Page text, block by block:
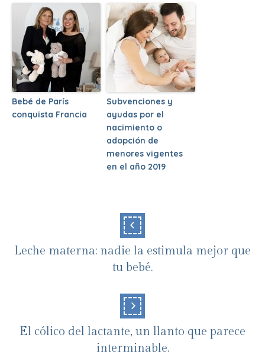
Bebé de París
conquista Francia
Subvenciones y
ayudas por el
nacimiento o
adopción de
menores vigentes
en el año 2019
Leche materna: nadie la estimula mejor que
tu bebé.
El cólico del lactante, un llanto que parece
interminable.